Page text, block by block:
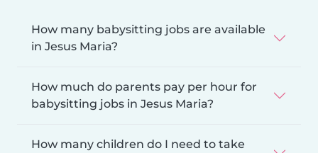
How many babysitting jobs are available
in Jesus Maria?
How much do parents pay per hour for
babysitting jobs in Jesus Maria?
How many children do I need to take